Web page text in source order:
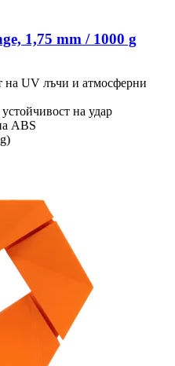
1,75 mm / 1000 g
на UV лъчи и атмосферни
на удар
ABS